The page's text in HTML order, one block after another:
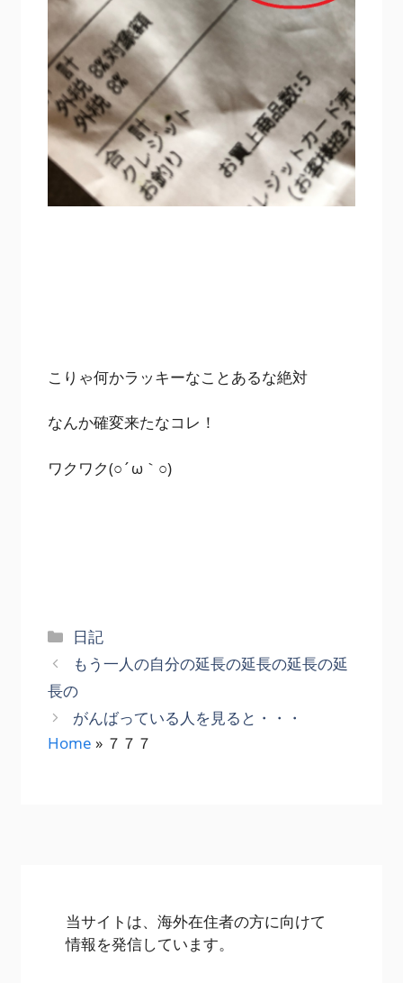
こりゃ何かラッキーなことあるな絶対
なんか確変来たなコレ！
ワクワク(○´ω｀○)
カ
テ
ゴ
リ
ー
日記
もう一人の自分の延長の延長の延長の延
長の
がんばっている人を見ると・・・
Home » ７７７
当サイトは、海外在住者の方に向けて
情報を発信しています。